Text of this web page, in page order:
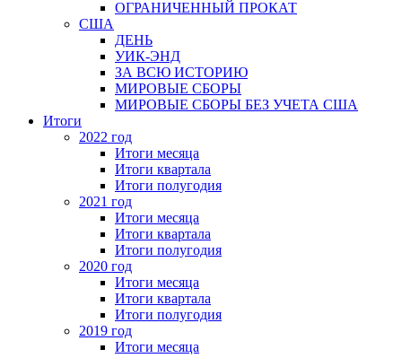
ОГРАНИЧЕННЫЙ ПРОКАТ
США
ДЕНЬ
УИК-ЭНД
ЗА ВСЮ ИСТОРИЮ
МИРОВЫЕ СБОРЫ
МИРОВЫЕ СБОРЫ БЕЗ УЧЕТА США
Итоги
2022 год
Итоги месяца
Итоги квартала
Итоги полугодия
2021 год
Итоги месяца
Итоги квартала
Итоги полугодия
2020 год
Итоги месяца
Итоги квартала
Итоги полугодия
2019 год
Итоги месяца